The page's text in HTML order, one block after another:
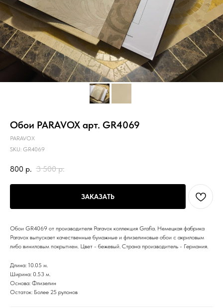
Обои PARAVOX арт. GR4069
PARAVOX
SKU: GR4069
800 р. 3 500 р.
ЗАКАЗАТЬ
Обои GR4069 от производителя Paravox коллекция Grafia. Немецкая фабрика
Paravox выпускает качественные бумажные и флизелиновые обои с акриловым
либо виниловым покрытием. Цвет - бежевый. Страна производитель - Германия.
Длина: 10.05 м.
Ширина: 0.53 м.
Основа: Флизелин
Остаток: Более 25 рулонов